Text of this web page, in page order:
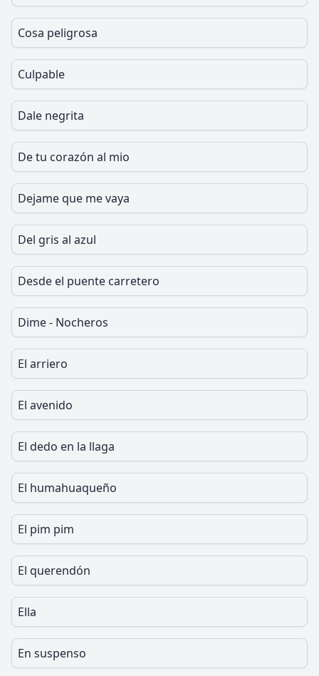
Cosa peligrosa
Culpable
Dale negrita
De tu corazón al mio
Dejame que me vaya
Del gris al azul
Desde el puente carretero
Dime - Nocheros
El arriero
El avenido
El dedo en la llaga
El humahuaqueño
El pim pim
El querendón
Ella
En suspenso